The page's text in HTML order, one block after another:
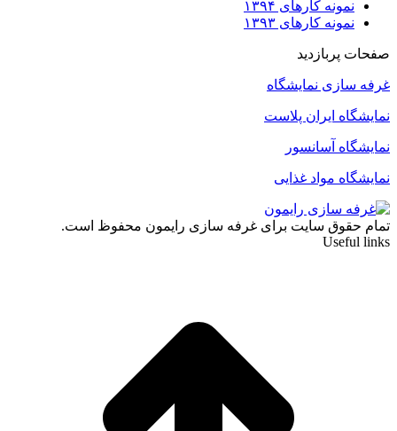
نمونه کارهای ۱۳۹۴
نمونه کارهای ۱۳۹۳
صفحات پربازدید
غرفه سازی نمایشگاه
نمایشگاه ایران پلاست
نمایشگاه آسانسور
نمایشگاه مواد غذایی
تمام حقوق سایت برای غرفه سازی رایمون محفوظ است.
Useful links